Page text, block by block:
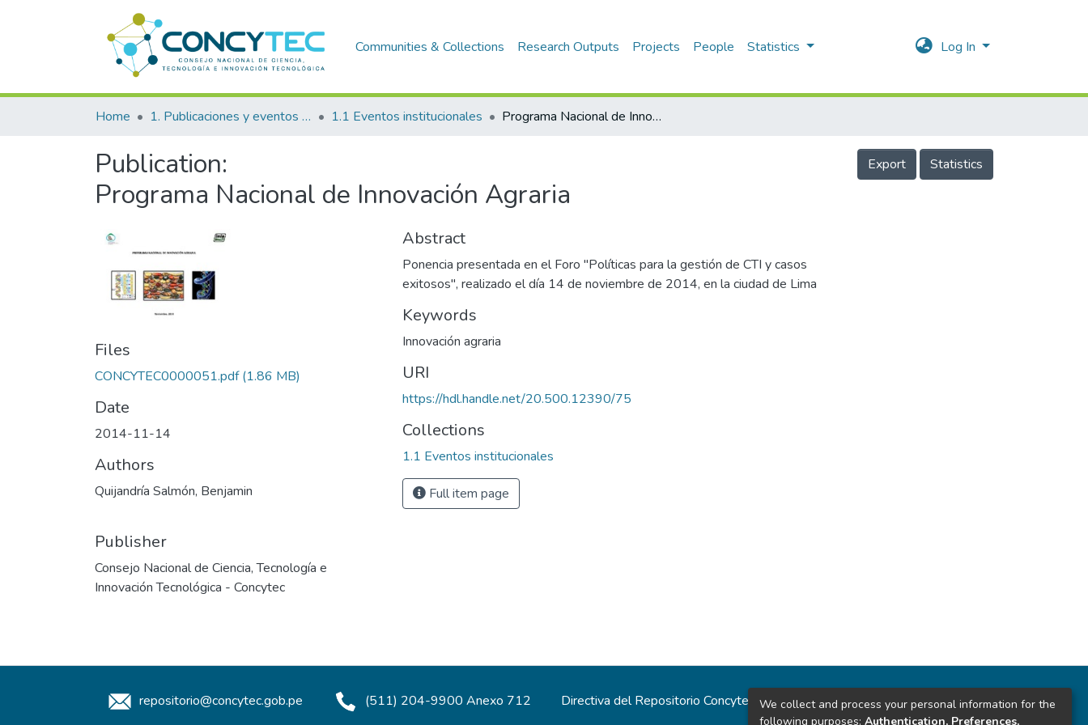
Communities & Collections Research Outputs Projects People Statistics Log In
Home 1. Publicaciones y eventos institucionales 1.1 Eventos institucionales Programa Nacional de Innovación Agraria
Publication:
Programa Nacional de Innovación Agraria
Export Statistics
Files
CONCYTEC0000051.pdf (1.86 MB)
Date
2014-11-14
Authors
Quijandría Salmón, Benjamin
Publisher
Consejo Nacional de Ciencia, Tecnología e
Innovación Tecnológica - Concytec
Abstract
Ponencia presentada en el Foro "Políticas para la gestión de CTI y casos
exitosos", realizado el día 14 de noviembre de 2014, en la ciudad de Lima
Keywords
Innovación agraria
URI
https://hdl.handle.net/20.500.12390/75
Collections
1.1 Eventos institucionales
Full item page
repositorio@concytec.gob.pe (511) 204-9900 Anexo 712 Directiva del Repositorio Concytec Estadísticas del sitio
We collect and process your personal information for the
following purposes: Authentication, Preferences,